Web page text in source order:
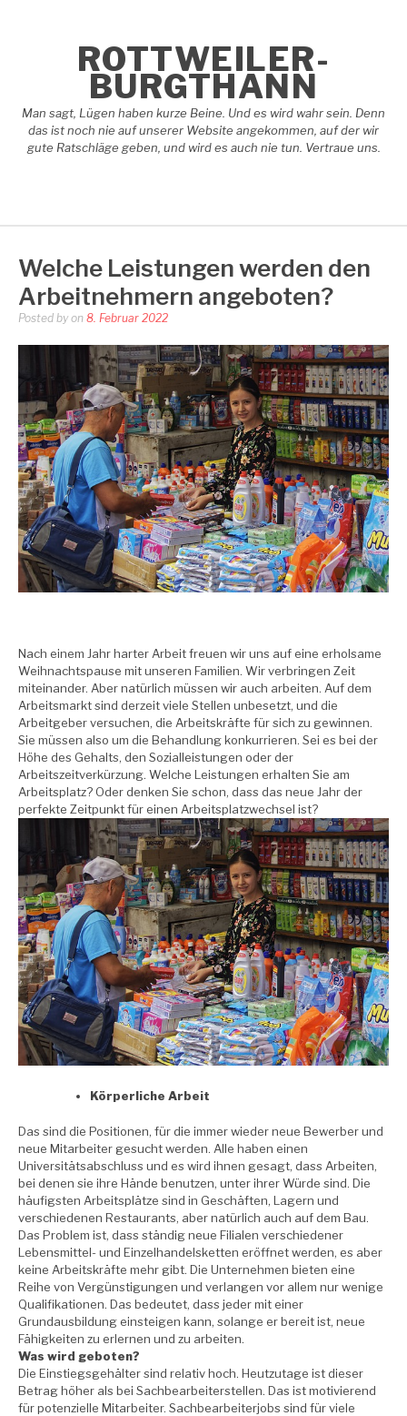
ROTTWEILER-
BURGTHANN
Man sagt, Lügen haben kurze Beine. Und es wird wahr sein. Denn
das ist noch nie auf unserer Website angekommen, auf der wir
gute Ratschläge geben, und wird es auch nie tun. Vertraue uns.
Welche Leistungen werden den
Arbeitnehmern angeboten?
Posted by on 8. Februar 2022
Nach einem Jahr harter Arbeit freuen wir uns auf eine erholsame
Weihnachtspause mit unseren Familien. Wir verbringen Zeit
miteinander. Aber natürlich müssen wir auch arbeiten. Auf dem
Arbeitsmarkt sind derzeit viele Stellen unbesetzt, und die
Arbeitgeber versuchen, die Arbeitskräfte für sich zu gewinnen.
Sie müssen also um die Behandlung konkurrieren. Sei es bei der
Höhe des Gehalts, den Sozialleistungen oder der
Arbeitszeitverkürzung. Welche Leistungen erhalten Sie am
Arbeitsplatz? Oder denken Sie schon, dass das neue Jahr der
perfekte Zeitpunkt für einen Arbeitsplatzwechsel ist?
Körperliche Arbeit
Das sind die Positionen, für die immer wieder neue Bewerber und
neue Mitarbeiter gesucht werden. Alle haben einen
Universitätsabschluss und es wird ihnen gesagt, dass Arbeiten,
bei denen sie ihre Hände benutzen, unter ihrer Würde sind. Die
häufigsten Arbeitsplätze sind in Geschäften, Lagern und
verschiedenen Restaurants, aber natürlich auch auf dem Bau.
Das Problem ist, dass ständig neue Filialen verschiedener
Lebensmittel- und Einzelhandelsketten eröffnet werden, es aber
keine Arbeitskräfte mehr gibt. Die Unternehmen bieten eine
Reihe von Vergünstigungen und verlangen vor allem nur wenige
Qualifikationen. Das bedeutet, dass jeder mit einer
Grundausbildung einsteigen kann, solange er bereit ist, neue
Fähigkeiten zu erlernen und zu arbeiten.
Was wird geboten?
Die Einstiegsgehälter sind relativhoch. Heutzutage ist dieser
Betrag höher als bei Sachbearbeiterstellen. Das ist motivierend
für potenzielle Mitarbeiter. Sachbearbeiterjobs sind für viele